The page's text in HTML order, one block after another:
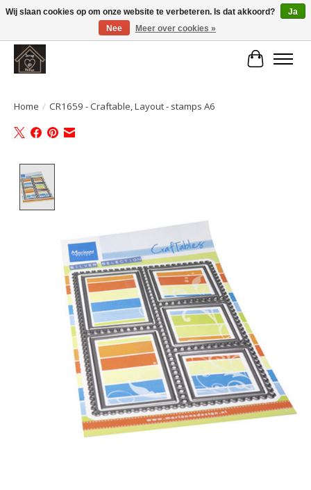
Large selection of products and fast shipping!
Home / CR1659 - Craftable, Layout - stamps A6
Wij slaan cookies op om onze website te verbeteren. Is dat akkoord?
Ja
Nee
Meer over cookies »